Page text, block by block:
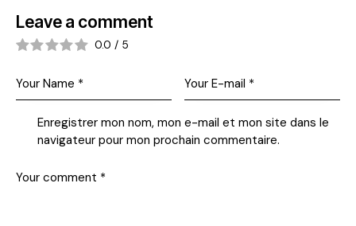
Leave a comment
0.0 / 5
Enregistrer mon nom, mon e-mail et mon site dans le
navigateur pour mon prochain commentaire.